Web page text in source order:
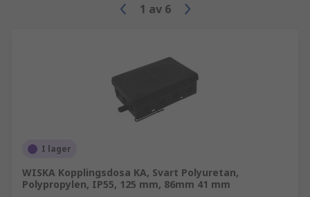
1 av 6
I lager
WISKA Kopplingsdosa KA, Svart Polyuretan,
Polypropylen, IP55, 125 mm, 86mm 41 mm